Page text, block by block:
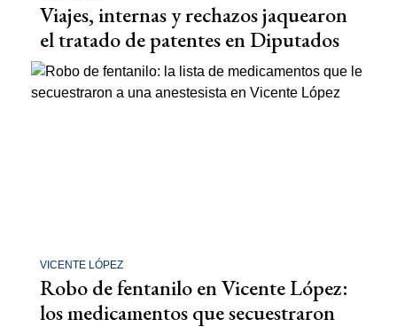
Viajes, internas y rechazos jaquearon
el tratado de patentes en Diputados
VICENTE LÓPEZ
Robo de fentanilo en Vicente López:
los medicamentos que secuestraron